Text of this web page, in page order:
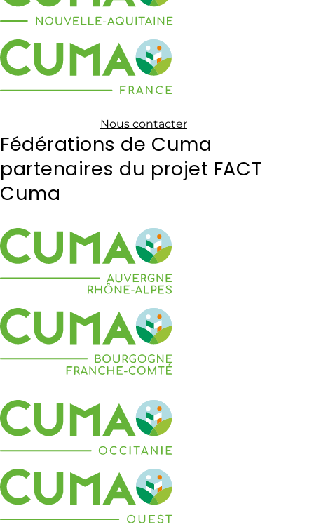
Nous contacter
Fédérations de Cuma
partenaires du projet FACT
Cuma